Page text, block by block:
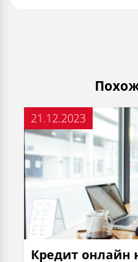
21.12.2023
Кредит онлайн